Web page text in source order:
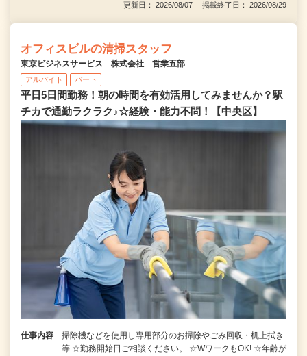
更新日： 2026/08/07 掲載終了日： 2026/08/29
オフィスビルの清掃スタッフ
東京ビジネスサービス 株式会社 営業五部
アルバイト パート
平日5日間勤務！朝の時間を有効活用してみませんか？駅
チカで通勤ラクラク♪☆経験・能力不問！【中央区】
仕事内容
掃除機などを使用し専用部分のお掃除やごみ回収・机上拭き
等 ☆勤務開始日ご相談ください。 ☆WワークもOK! ☆年齢が